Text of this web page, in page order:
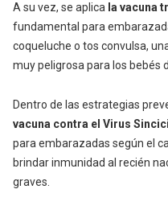
A su vez, se aplica la vacuna
fundamental para
coqueluche o tos convulsa,
muy peligrosa para los bebés
Dentro de las estrategias
vacuna contra el Virus
para embarazadas según el
brindar inmunidad al recién
graves.